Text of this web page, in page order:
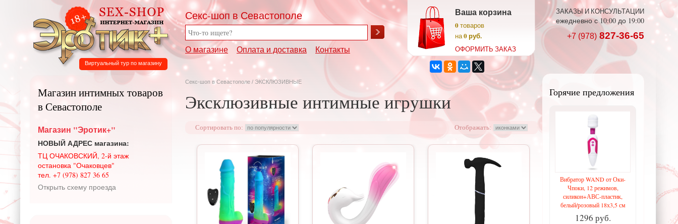
Секс-шоп в Севастополе
О магазине Оплата и доставка Контакты
Ваша корзина
0товаров
на0 руб.
ОФОРМИТЬ ЗАКАЗ
ЗАКАЗЫ И КОНСУЛЬТАЦИИ
ежедневно с 10:00 до 19:00
+7 (978) 827-36-65
Виртуальный тур по магазину
Секс-шоп в Севастополе / ЭКСКЛЮЗИВНЫЕ
Эксклюзивные интимные игрушки
Сортировать по: Отображать:
Горячие предложения
Вибратор WAND от Оки-
Чпоки, 12 режимов,
силикон+АВС-пластик,
белый/розовый 18х3,5 см
1296 руб.
Магазин интимных товаров
в Севастополе
Магазин "Эротик+"
НОВЫЙ АДРЕС магазина:
ТЦ ОЧАКОВСКИЙ, 2-й этаж
остановка "Очаковцев"
тел. +7 (978) 827 36 65
Открыть схему проезда